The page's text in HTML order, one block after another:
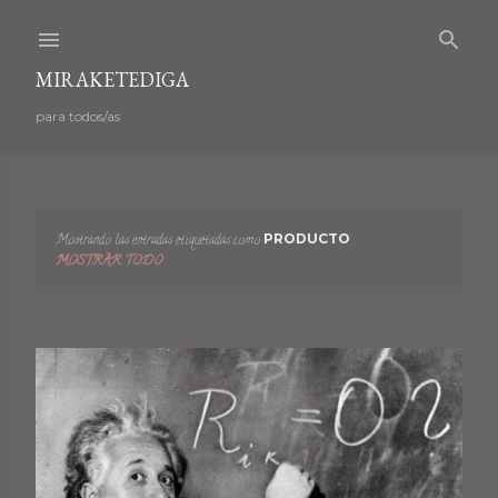
MIRAKETEDIGA
para todos/as
E
t
r
a
Mostrando las entradas etiquetadas como PRODUCTO
MOSTRAR TODO